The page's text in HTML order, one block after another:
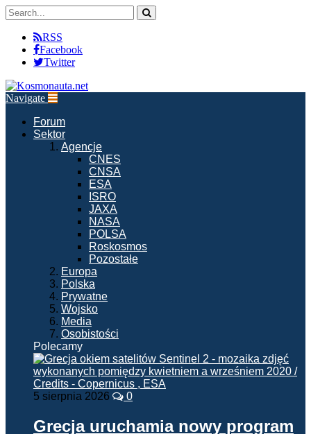
RSS
Facebook
Twitter
Navigate
Forum
Sektor
Agencje
CNES
CNSA
ESA
ISRO
JAXA
NASA
POLSA
Roskosmos
Pozostałe
Europa
Polska
Prywatne
Wojsko
Media
Osobistości
Polecamy
5 sierpnia 2026 0
Grecja uruchamia nowy program